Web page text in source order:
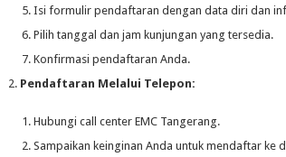
Isi formulir pendaftaran dengan data diri dan
Pilih tanggal dan jam kunjungan yang tersedia.
Konfirmasi pendaftaran Anda.
Pendaftaran Melalui Telepon:
Hubungi call center EMC Tangerang.
Sampaikan keinginan Anda untuk mendaftar ke